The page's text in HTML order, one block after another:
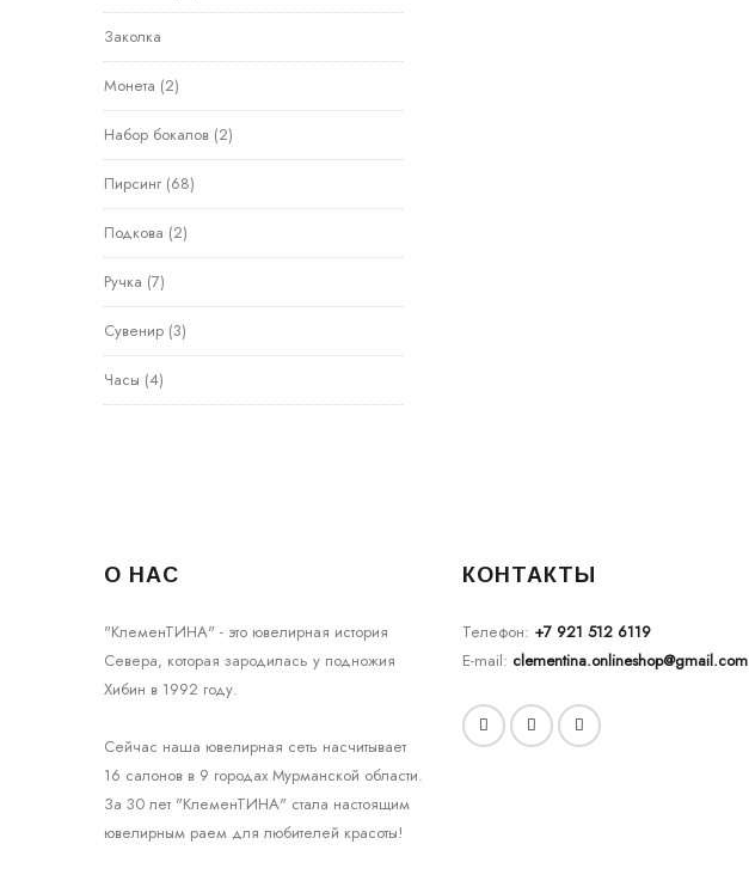
Заколка
Монета (2)
Набор бокалов (2)
Пирсинг (68)
Подкова (2)
Ручка (7)
Сувенир (3)
Часы (4)
О НАС
"КлеменТИНА" - это ювелирная история
Севера, которая зародилась у подножия
Хибин в 1992 году.
Сейчас наша ювелирная сеть насчитывает
16 салонов в 9 городах Мурманской области.
За 30 лет "КлеменТИНА" стала настоящим
ювелирным раем для любителей красоты!
КОНТАКТЫ
Телефон: +7 921 512 6119
E-mail: clementina.onlineshop@gmail.com